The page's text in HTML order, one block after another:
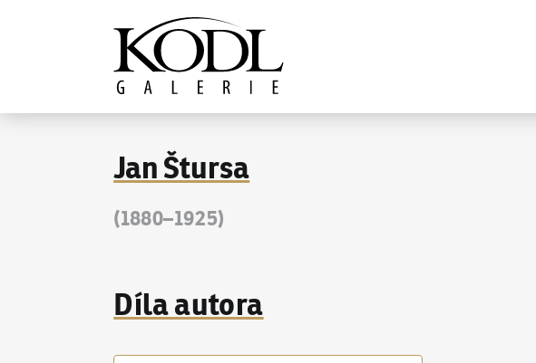
Galerie KODL
Jan Štursa
(1880–1925)
Díla autora